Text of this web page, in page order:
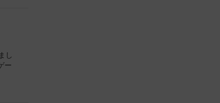
し
ー